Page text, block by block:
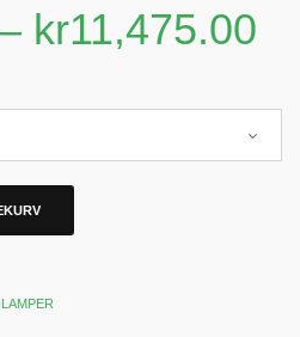
kr11,475.00